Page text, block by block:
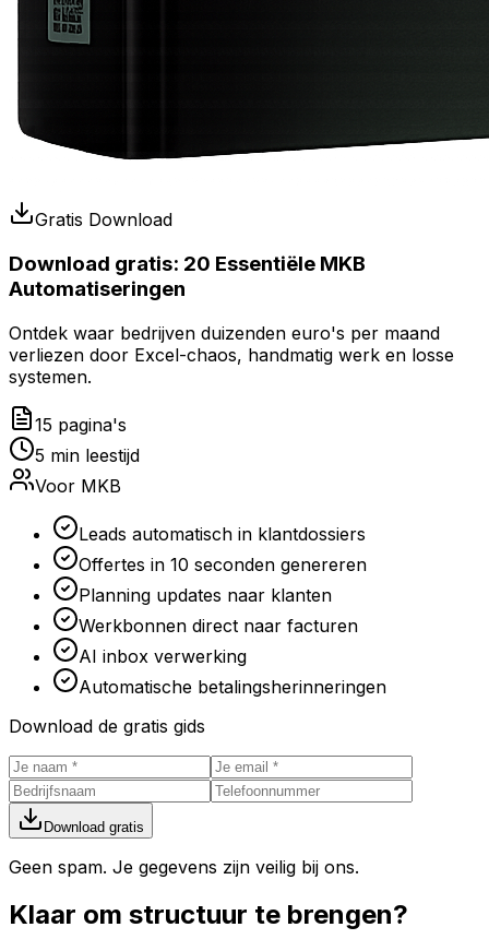
Gratis Download
Download gratis: 20 Essentiële MKB
Automatiseringen
Ontdek waar bedrijven duizenden euro's per maand
verliezen door Excel-chaos, handmatig werk en losse
systemen.
15 pagina's
5 min leestijd
Voor MKB
Leads automatisch in klantdossiers
Offertes in 10 seconden genereren
Planning updates naar klanten
Werkbonnen direct naar facturen
AI inbox verwerking
Automatische betalingsherinneringen
Download de gratis gids
Download gratis
Geen spam. Je gegevens zijn veilig bij ons.
Klaar om structuur te brengen?